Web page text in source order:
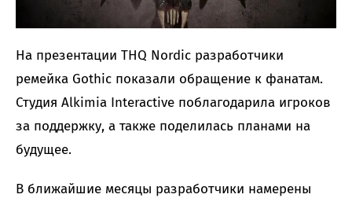
На презентации THQ Nordic разработчики
ремейка Gothic показали обращение к фанатам.
Студия Alkimia Interactive поблагодарила игроков
за поддержку, а также поделилась планами на
будущее.
В ближайшие месяцы разработчики намерены